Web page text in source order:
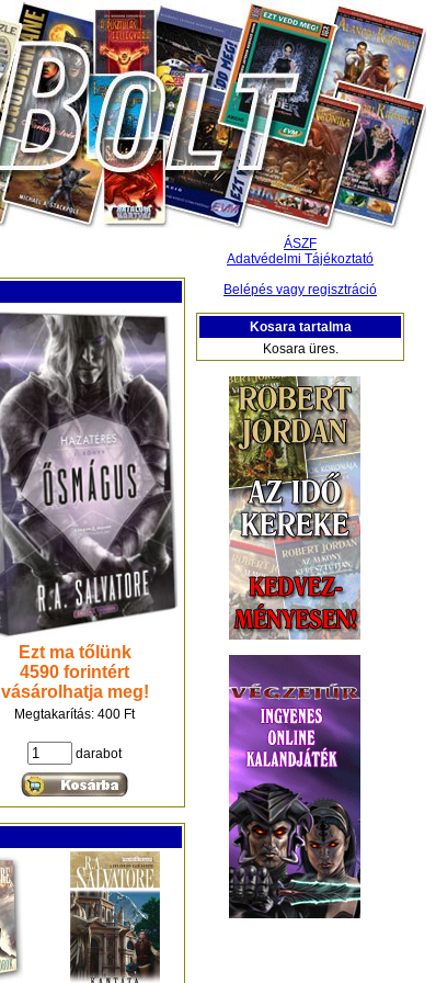
Ezt ma tőlünk
4590 forintért
vásárolhatja meg!
Megtakarítás: 400 Ft
darabot
ÁSZF
Adatvédelmi Tájékoztató
Belépés vagy regisztráció
Kosara tartalma
Kosara üres.